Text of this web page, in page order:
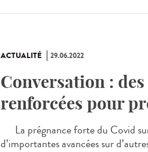
ACTUALITÉ 29.06.2022
Conversation :
renforcées pour
La prégnance forte du Covid sur
d’importantes avancées sur